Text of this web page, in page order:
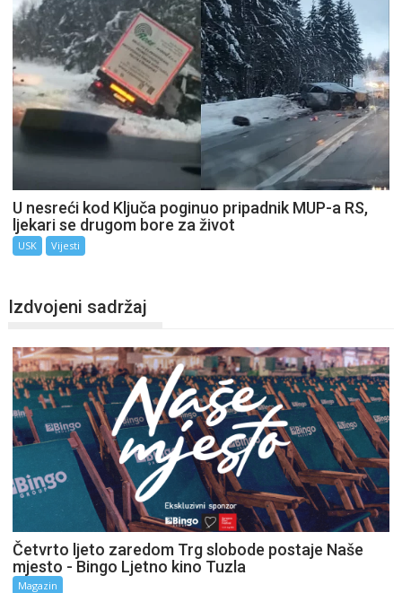
U nesreći kod Ključa poginuo pripadnik MUP-a RS,
ljekari se drugom bore za život
USK Vijesti
Izdvojeni sadržaj
Četvrto ljeto zaredom Trg slobode postaje Naše
mjesto - Bingo Ljetno kino Tuzla
Magazin